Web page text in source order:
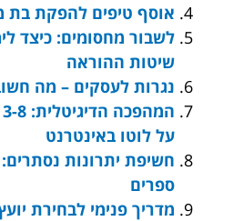
אוסף טיפים להפקת בת
לשבור מחסומים: כיצד
שיטות ההוראה
נגרות לעסקים – מה
על לוטו באינטרנט
חשיפת יתרונות
ספרים
מדריך פנימי לבחירת